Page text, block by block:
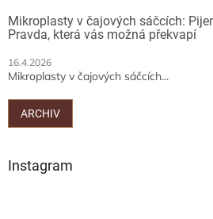
Mikroplasty v čajových sáčcích:
Pravda, která vás možná překvapí
16.4.2026
Mikroplasty v čajových sáčcích...
ARCHIV
Instagram